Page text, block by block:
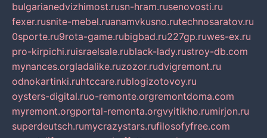
bulgarianedvizhimost.rusn-hram.rusenovosti.ru
fexer.rusnite-mebel.ruanamvkusno.rutechnosaratov.ru
0sporte.ru9rota-game.rubigbad.ru227gp.ruwes-ex.ru
pro-kirpichi.ruisraelsale.rublack-lady.rustroy-db.com
mynances.orgladalike.ruzozor.rudvigremont.ru
odnokartinki.ruhtccare.rublogizotovoy.ru
oysters-digital.ruo-remonte.orgremontdoma.com
myremont.orgportal-remonta.orgvyitikho.rumirjon.ru
superdeutsch.rumycrazystars.rufilosofyfree.com